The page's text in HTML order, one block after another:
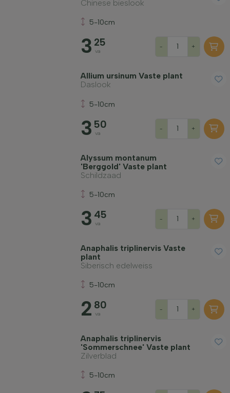
Chinese bieslook
5-10cm
3 25
va
- +
Allium ursinum Vaste plant
Daslook
5-10cm
3 50
va
- +
Alyssum montanum
'Berggold' Vaste plant
Schildzaad
5-10cm
3 45
va
- +
Anaphalis triplinervis Vaste
plant
Siberisch edelweiss
5-10cm
2 80
va
- +
Anaphalis triplinervis
'Sommerschnee' Vaste plant
Zilverblad
5-10cm